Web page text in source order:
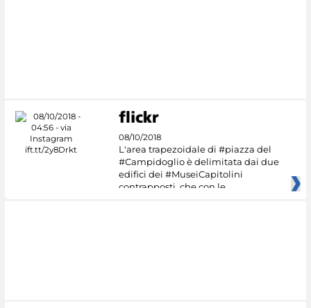
08/10/2018
L'area trapezoidale di #piazza del
#Campidoglio è delimitata dai due
edifici dei #MuseiCapitolini
contrapposti, che con le